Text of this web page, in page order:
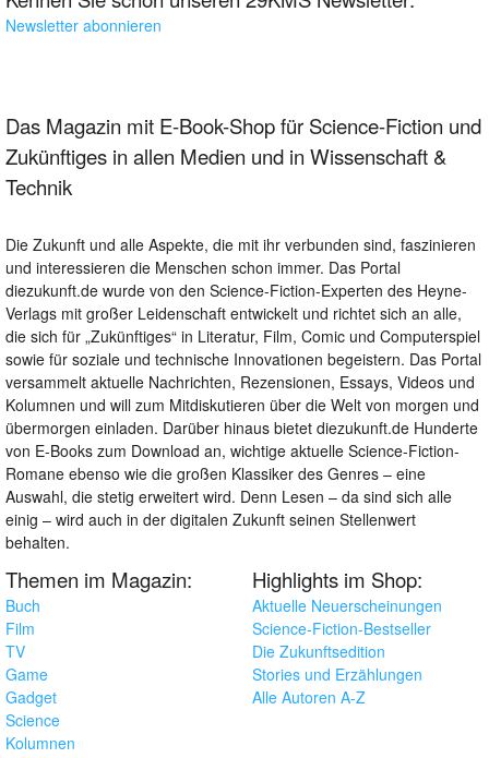
Newsletter abonnieren
Das Magazin mit E-Book-Shop für Science-Fiction und
Zukünftiges in allen Medien und in Wissenschaft &
Technik
Die Zukunft und alle Aspekte, die mit ihr verbunden sind, faszinieren
und interessieren die Menschen schon immer. Das Portal
diezukunft.de wurde von den Science-Fiction-Experten des Heyne-
Verlags mit großer Leidenschaft entwickelt und richtet sich an alle,
die sich für „Zukünftiges“ in Literatur, Film, Comic und Computerspiel
sowie für soziale und technische Innovationen begeistern. Das Portal
versammelt aktuelle Nachrichten, Rezensionen, Essays, Videos und
Kolumnen und will zum Mitdiskutieren über die Welt von morgen und
übermorgen einladen. Darüber hinaus bietet diezukunft.de Hunderte
von E-Books zum Download an, wichtige aktuelle Science-Fiction-
Romane ebenso wie die großen Klassiker des Genres – eine
Auswahl, die stetig erweitert wird. Denn Lesen – da sind sich alle
einig – wird auch in der digitalen Zukunft seinen Stellenwert
behalten.
Themen im Magazin:
Buch
Film
TV
Game
Gadget
Science
Kolumnen
Highlights im Shop:
Aktuelle Neuerscheinungen
Science-Fiction-Bestseller
Die Zukunftsedition
Stories und Erzählungen
Alle Autoren A-Z